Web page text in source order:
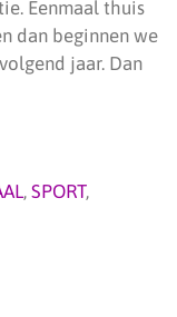
Eenmaal thuis
dan beginnen we
jaar. Dan
, SPORT,